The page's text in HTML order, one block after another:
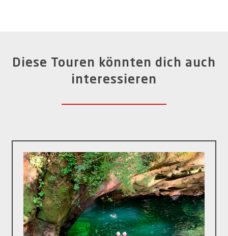
Diese Touren könnten dich auch
interessieren